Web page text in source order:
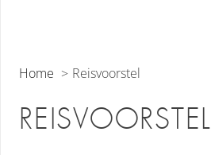
Home Reisvoorstel
REISVOORSTEL